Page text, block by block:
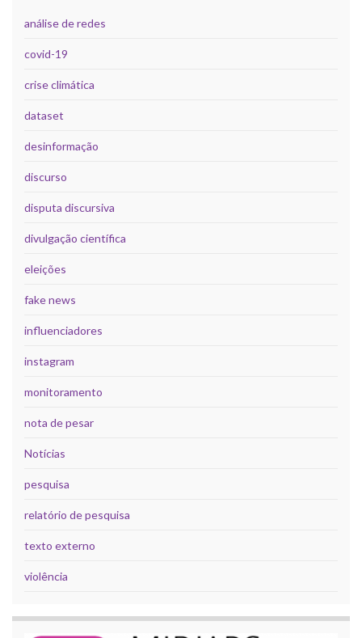
análise de redes
covid-19
crise climática
dataset
desinformação
discurso
disputa discursiva
divulgação científica
eleições
fake news
influenciadores
instagram
monitoramento
nota de pesar
Notícias
pesquisa
relatório de pesquisa
texto externo
violência